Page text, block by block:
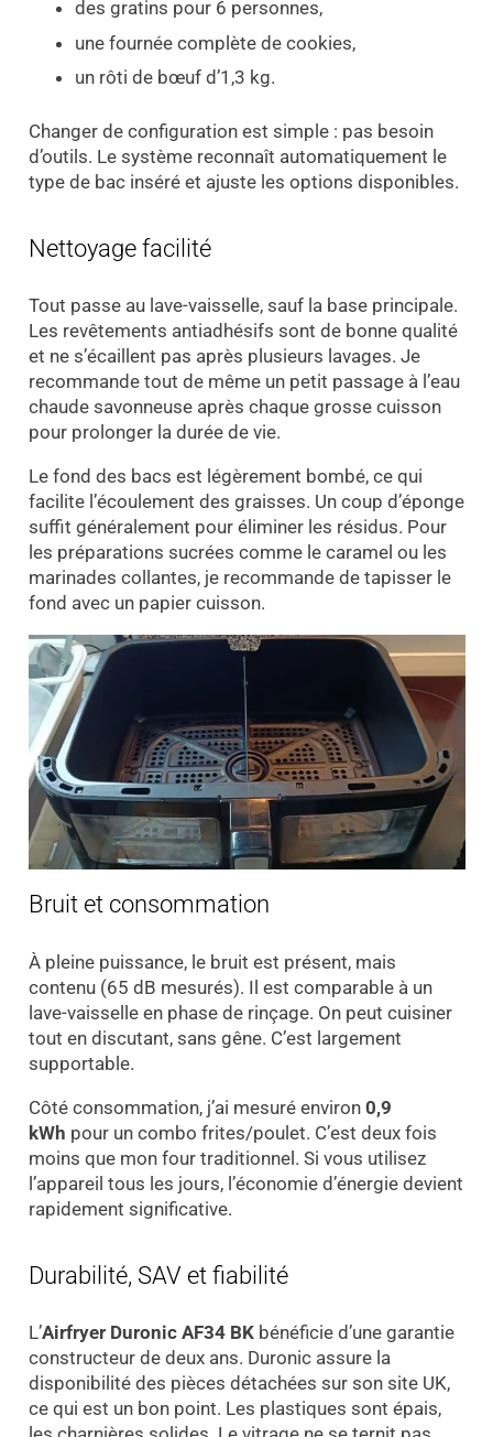
des gratins pour 6 personnes,
une fournée complète de cookies,
un rôti de bœuf d’1,3 kg.
Changer de configuration est simple : pas besoin
d’outils. Le système reconnaît automatiquement le
type de bac inséré et ajuste les options disponibles.
Nettoyage facilité
Tout passe au lave-vaisselle, sauf la base principale.
Les revêtements antiadhésifs sont de bonne qualité
et ne s’écaillent pas après plusieurs lavages. Je
recommande tout de même un petit passage à l’eau
chaude savonneuse après chaque grosse cuisson
pour prolonger la durée de vie.
Le fond des bacs est légèrement bombé, ce qui
facilite l’écoulement des graisses. Un coup d’éponge
suffit généralement pour éliminer les résidus. Pour
les préparations sucrées comme le caramel ou les
marinades collantes, je recommande de tapisser le
fond avec un papier cuisson.
Bruit et consommation
À pleine puissance, le bruit est présent, mais
contenu (65 dB mesurés). Il est comparable à un
lave-vaisselle en phase de rinçage. On peut cuisiner
tout en discutant, sans gêne. C’est largement
supportable.
Côté consommation, j’ai mesuré environ 0,9
kWh pour un combo frites/poulet. C’est deux fois
moins que mon four traditionnel. Si vous utilisez
l’appareil tous les jours, l’économie d’énergie devient
rapidement significative.
Durabilité, SAV et fiabilité
L’Airfryer Duronic AF34 BKbénéficie d’une garantie
constructeur de deux ans. Duronic assure la
disponibilité des pièces détachées sur son site UK,
ce qui est un bon point. Les plastiques sont épais,